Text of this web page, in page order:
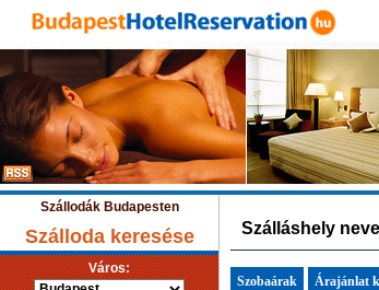
Szállodák Budapesten
Szálloda keresése
Város:
Szálláshely
Szobaárak Árajánlat